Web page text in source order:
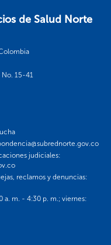
de Salud Norte
15-41
judiciales:
reclamos y denuncias:
a. m. - 4:30 p. m.; viernes: